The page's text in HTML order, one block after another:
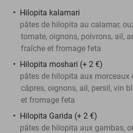
Hilopita kalamari
pâtes de hilopita au calamar,
tomate, oignons, poivrons, ail,
fraîche et fromage feta
Hilopita moshari (+ 2 €)
pâtes de hilopita aux
câpres, oignons, ail, persil, vin
et fromage feta
Hilopita Garida (+ 2 €)
pâtes de hilopita aux gambas,